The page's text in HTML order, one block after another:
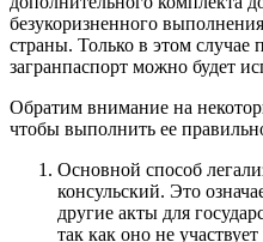
безукоризненного
страны. Только в этом случае
загранпаспорт можно будет
Обратим внимание на
чтобы выполнить ее
Основной способ
консульский. Это
другие акты для
так как оно не